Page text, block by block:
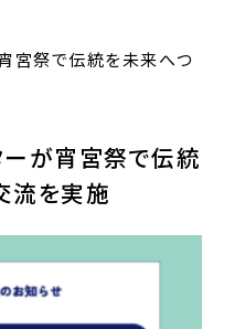
が宵宮祭で伝統
流を実施